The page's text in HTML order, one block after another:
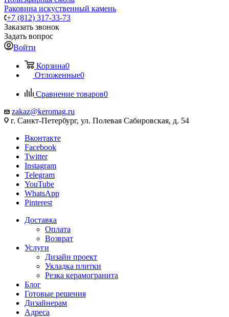
Раковина искуственный камень
+7 (812) 317-33-73
Заказать звонок
Задать вопрос
Войти
Корзина0
Отложенные0
Сравнение товаров0
zakaz@keromag.ru
г. Санкт-Петербург, ул. Полевая Сабировская, д. 54
Вконтакте
Facebook
Twitter
Instagram
Telegram
YouTube
WhatsApp
Pinterest
Доставка
Оплата
Возврат
Услуги
Дизайн проект
Укладка плитки
Резка керамогранита
Блог
Готовые решения
Дизайнерам
Адреса